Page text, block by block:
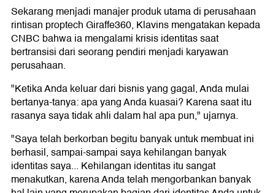
Sekarang menjadi manajer produk utama di perusahaan
rintisan proptech Giraffe360, Klavins mengatakan kepada
CNBC bahwa ia mengalami krisis identitas saat
bertransisi dari seorang pendiri menjadi karyawan
perusahaan.
"Ketika Anda keluar dari bisnis yang gagal, Anda mulai
bertanya-tanya: apa yang Anda kuasai? Karena saat itu
rasanya saya tidak ahli dalam hal apa pun," ujarnya.
"Saya telah berkorban begitu banyak untuk membuat ini
berhasil, sampai-sampai saya kehilangan banyak
identitas saya... Kehilangan identitas itu sangat
menakutkan, karena Anda telah mengorbankan banyak